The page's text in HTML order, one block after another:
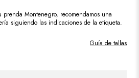
Montenegro, recomendamos una
siguiendo las indicaciones de la etiqueta.
Guía de tallas